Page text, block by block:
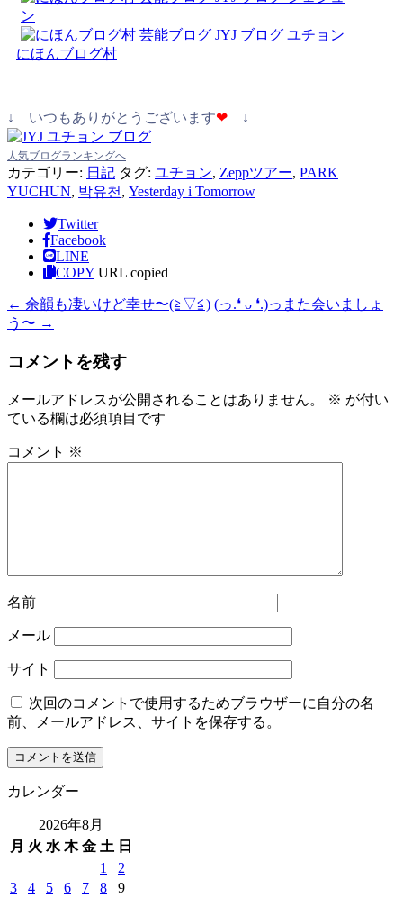
にほんブログ村
↓ いつもありがとうございます❤ ↓
人気ブログランキングへ
カテゴリー: 日記 タグ: ユチョン, Zeppツアー, PARK
YUCHUN, 박유천, Yesterday i Tomorrow
Twitter
Facebook
LINE
COPY URL copied
← 余韻も凄いけど幸せ〜(⁠≧⁠▽⁠≦⁠) (⁠っ⁠.⁠❛⁠ ⁠ᴗ⁠ ⁠❛⁠.⁠)⁠っまた会いましょ
う〜 →
コメントを残す
メールアドレスが公開されることはありません。 ※ が付い
ている欄は必須項目です
コメント ※
名前
メール
サイト
次回のコメントで使用するためブラウザーに自分の名
前、メールアドレス、サイトを保存する。
カレンダー
2026年8月
月 火 水 木 金 土 日
1
2
3
4 5 6 7 8
9